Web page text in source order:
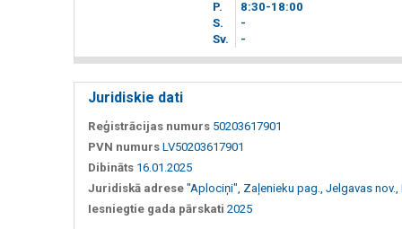
P.
8 30-18 00
S.
-
Sv.
-
Juridiskie dati
Reģistrācijas numurs 50203617901
PVN numurs LV50203617901
Dibināts 16.01.2025
Juridiskā adrese "Aplociņi", Zaļenieku pag., Jelgavas nov.,
Iesniegtie gada pārskati 2025